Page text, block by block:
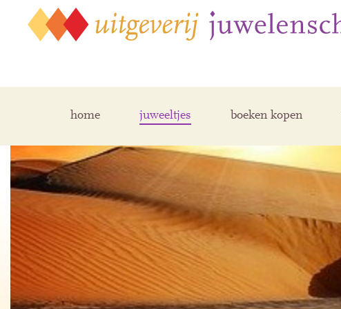
home juweeltjes boeken kopen